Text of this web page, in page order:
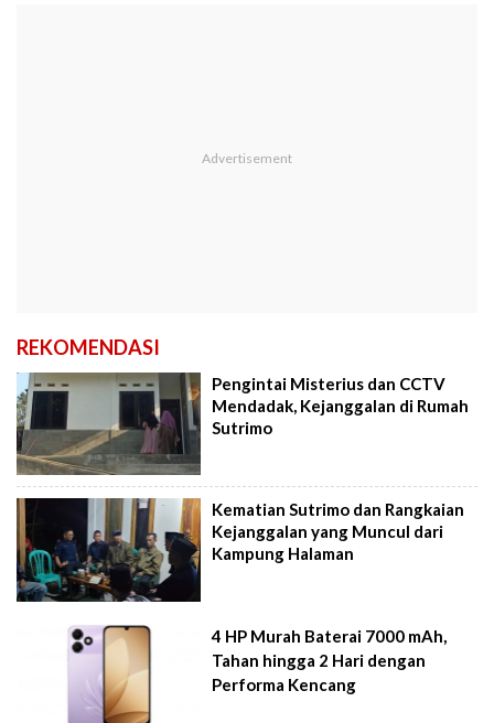
REKOMENDASI
Pengintai Misterius dan CCTV
Mendadak, Kejanggalan di Rumah
Sutrimo
Kematian Sutrimo dan Rangkaian
Kejanggalan yang Muncul dari
Kampung Halaman
4 HP Murah Baterai 7000 mAh,
Tahan hingga 2 Hari dengan
Performa Kencang